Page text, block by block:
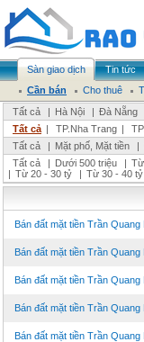
Sàn giao dịch Tin tức
Cần bán
Cho thuê
Tất cả
| Hà Nội | Đà Nẵng
Tất cả | TP.Nha Trang |
Tất cả
| Mặt phố, Mặt tiền |
Tất cả
| Dưới 500 triệu |
| Từ 20 - 30 tỷ | Từ 30 - 40 tỷ
Bán đất mặt tiền Trần Quang
Bán đất mặt tiền Trần Quang
Bán đất mặt tiền Trần Quang
Bán đất mặt tiền Trần Quang
Bán đất mặt tiền Trần Quang